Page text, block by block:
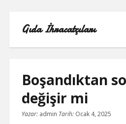
Gıda İhracatçıları
BEDAVA ŞIFRESIZ
HILESI
Boşandıktan
değişir mi
Yazar: admin Tarih: Ocak 4, 2025